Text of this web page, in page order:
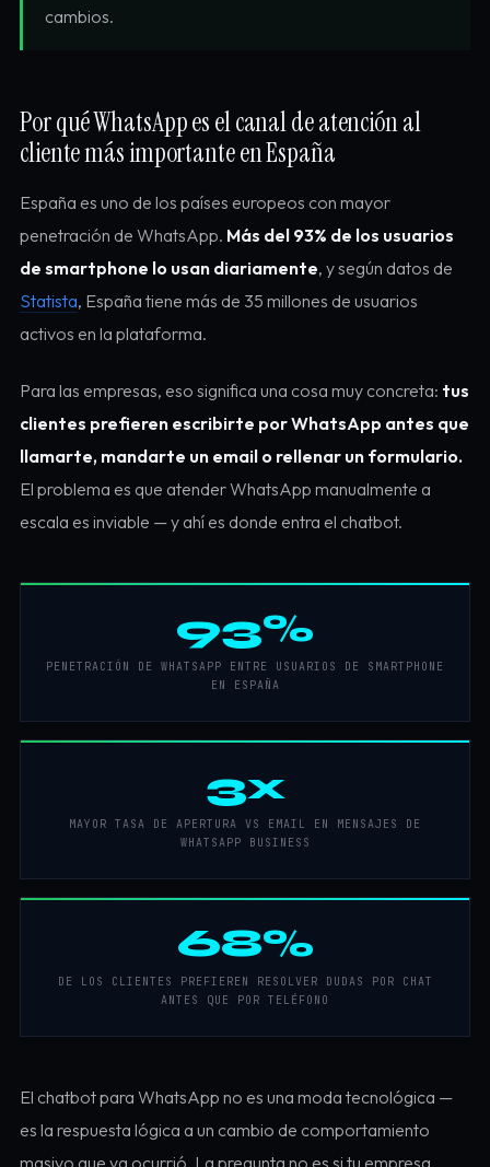
cambios.
Por qué WhatsApp es el canal de atención al
cliente más importante en España
España es uno de los países europeos con mayor
penetración de WhatsApp. Más del 93% de los usuarios
de smartphone lo usan diariamente, y según datos de
Statista, España tiene más de 35 millones de usuarios
activos en la plataforma.
Para las empresas, eso significa una cosa muy concreta: tus
clientes prefieren escribirte por WhatsApp antes que
llamarte, mandarte un email o rellenar un formulario.
El problema es que atender WhatsApp manualmente a
escala es inviable — y ahí es donde entra el chatbot.
93%
PENETRACIÓN DE WHATSAPP ENTRE USUARIOS DE SMARTPHONE
EN ESPAÑA
3x
MAYOR TASA DE APERTURA VS EMAIL EN MENSAJES DE
WHATSAPP BUSINESS
68%
DE LOS CLIENTES PREFIEREN RESOLVER DUDAS POR CHAT
ANTES QUE POR TELÉFONO
El chatbot para WhatsApp no es una moda tecnológica —
es la respuesta lógica a un cambio de comportamiento
masivo que ya ocurrió. La pregunta no es si tu empresa